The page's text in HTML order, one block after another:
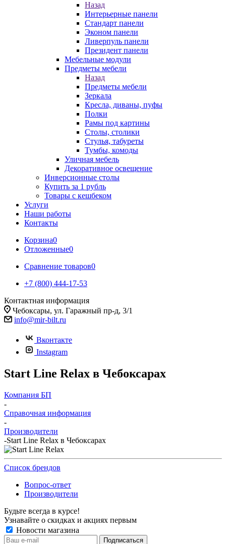
Назад
Интерьерные панели
Стандарт панели
Эконом панели
Ливерпуль панели
Президент панели
Мебельные модули
Предметы мебели
Назад
Предметы мебели
Зеркала
Кресла, диваны, пуфы
Полки
Рамы под картины
Столы, столики
Стулья, табуреты
Тумбы, комоды
Уличная мебель
Декоративное освещение
Инверсионные столы
Купить за 1 рубль
Товары с кешбеком
Услуги
Наши работы
Контакты
Корзина0
Отложенные0
Сравнение товаров0
+7 (800) 444-17-53
Контактная информация
Чебоксары, ул. Гаражный пр-д, 3/1
info@mir-bilt.ru
Вконтакте
Instagram
Start Line Relax в Чебоксарах
Компания БП
-
Справочная информация
-
Производители
-Start Line Relax в Чебоксарах
Список брендов
Вопрос-ответ
Производители
Будьте всегда в курсе!
Узнавайте о скидках и акциях первым
Новости магазина